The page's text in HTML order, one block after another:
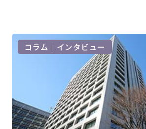
コラム｜インタビュー